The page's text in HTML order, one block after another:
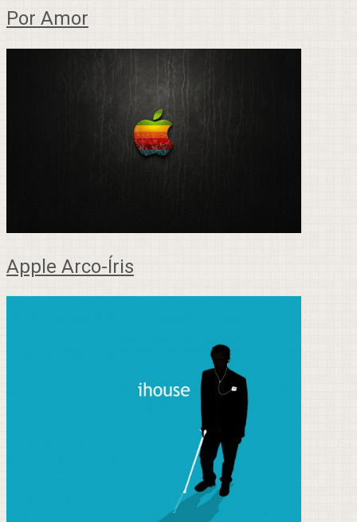
Por Amor
Apple Arco-Íris